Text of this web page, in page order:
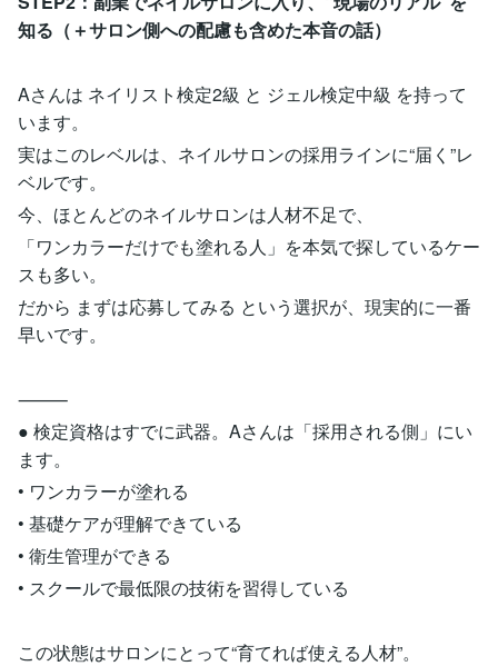
知る（＋サロン側への配慮も含めた本音の話）
Aさんは ネイリスト検定2級 と ジェル検定中級 を持って
います。
実はこのレベルは、ネイルサロンの採用ラインに“届く”レ
ベルです。
今、ほとんどのネイルサロンは人材不足で、
「ワンカラーだけでも塗れる人」を本気で探しているケー
スも多い。
だから まずは応募してみる という選択が、現実的に一番
早いです。
⸻
● 検定資格はすでに武器。Aさんは「採用される側」にい
ます。
• ワンカラーが塗れる
• 基礎ケアが理解できている
• 衛生管理ができる
• スクールで最低限の技術を習得している
この状態はサロンにとって“育てれば使える人材”。